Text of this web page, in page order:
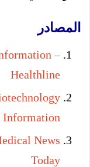
المصادر
–
Healthline
Information
News
Today